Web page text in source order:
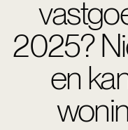
2025?
en